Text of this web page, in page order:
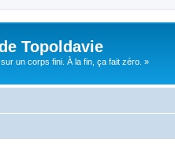
Topoldavie
un corps fini. À la fin, ça fait zéro. »